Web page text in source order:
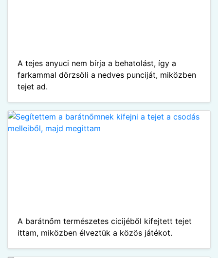
A tejes anyuci nem bírja a behatolást, így a
farkammal dörzsöli a nedves punciját, miközben
tejet ad.
A barátnőm természetes cicijéből kifejtett tejet
ittam, miközben élveztük a közös játékot.